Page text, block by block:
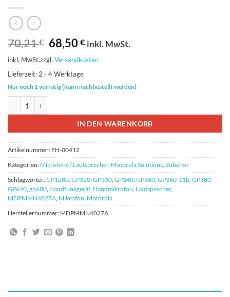
70,21€ Ursprünglicher
Preis
war:
70,21 €
68,50€Aktueller
ist:
inkl. MwSt.
inkl. MwSt.zzgl. Versandkosten
Lieferzeit: 2 - 4 Werktage
Nur noch 1 vorrätig (kann nachbestellt werden)
IN DEN WARENKORB
Artikelnummer: FH-00412
Kategorien: Mikrofone / Lautsprecher, Motorola Solutions Zubehör
Schlagwörter:GP1280 GP320 GP330 GP340 GP360 GP360-11b GP380 -
GP640 gp680 Handfunkgerät Handmikrofon Lautsprecher,
MDPMMN4027A Mikrofon Motorola
Herstellernummer: MDPMMN4027A